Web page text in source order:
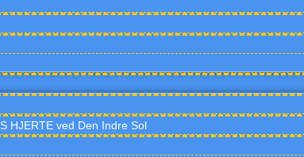
HJERTE ved Den Indre Sol